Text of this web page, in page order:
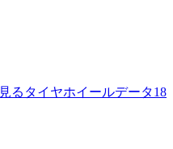
るタイヤホイールデータ18